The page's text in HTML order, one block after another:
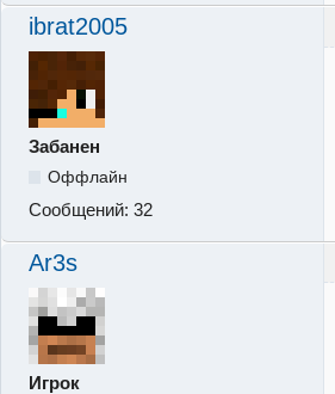
ibrat2005
Забанен
Оффлайн
Сообщений: 32
Ar3s
Игрок